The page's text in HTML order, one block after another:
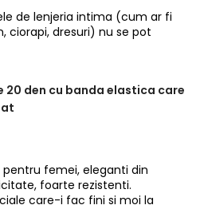
de lenjeria intima (cum ar fi
ciorapi, dresuri) nu se pot
20 den cu banda elastica care
femei, eleganti din
foarte rezistenti.
care-i fac fini si moi la